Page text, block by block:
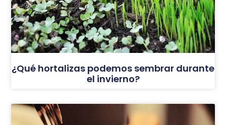
¿Qué hortalizas podemos sembrar durante
el invierno?